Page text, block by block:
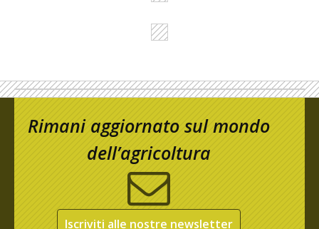
Rimani aggiornato sul mondo
dell’agricoltura
Iscriviti alle nostre newsletter